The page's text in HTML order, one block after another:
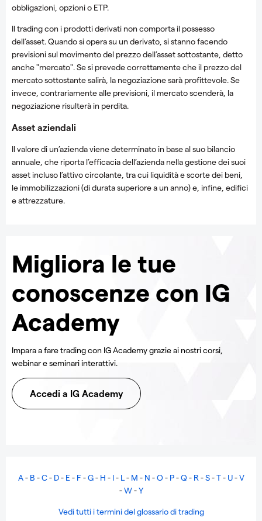
obbligazioni, opzioni o ETP.
Il trading con i prodotti derivati non comporta il possesso
dell’asset. Quando si opera su un derivato, si stanno facendo
previsioni sul movimento del prezzo dell’asset sottostante, detto
anche "mercato". Se si prevede correttamente che il prezzo del
mercato sottostante salirà, la negoziazione sarà profittevole. Se
invece, contrariamente alle previsioni, il mercato scenderà, la
negoziazione risulterà in perdita.
Asset aziendali
Il valore di un’azienda viene determinato in base al suo bilancio
annuale, che riporta l’efficacia dell’azienda nella gestione dei suoi
asset incluso l’attivo circolante, tra cui liquidità e scorte dei beni,
le immobilizzazioni (di durata superiore a un anno) e, infine, edifici
e attrezzature.
Migliora le tue
conoscenze con IG
Academy
Impara a fare trading con IG Academy grazie ai nostri corsi,
webinar e seminari interattivi.
Accedi a IG Academy
A- B -C- D- E- F-G- H - I- L- M - N -O- P-Q- R -S-T- U-V
-W-Y
Vedi tutti i termini del glossario di trading